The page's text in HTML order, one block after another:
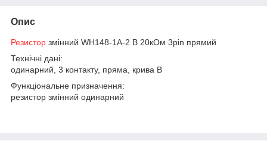
Опис
Резистор змінний WH148-1A-2 B 20кОм 3pin прямий
Технічні дані:
одинарний, 3 контакту, пряма, крива B
Функціональне призначення:
резистор змінний одинарний